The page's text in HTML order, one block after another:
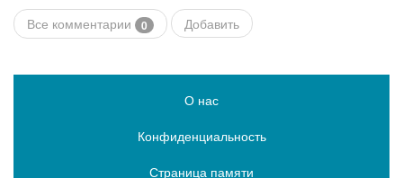
Все комментарии 0 Добавить
О нас
Конфиденциальность
Страница памяти